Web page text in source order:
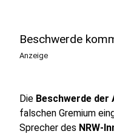
Beschwerde
Anzeige
Die Beschwerde der
falschen Gremium
Sprecher des NRW-